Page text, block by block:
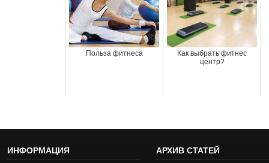
Польза фитнеса
Как выбрать фитнес
центр?
ИНФОРМАЦИЯ АРХИВ СТАТЕЙ